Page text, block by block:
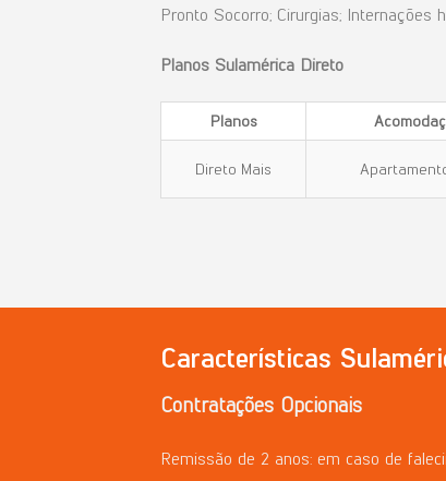
Pronto Socorro; Cirurgias; Internações
Planos Sulamérica Direto
Planos
Direto Mais
Características
Contratações Opcionais
Remissão de 2 anos: em caso de